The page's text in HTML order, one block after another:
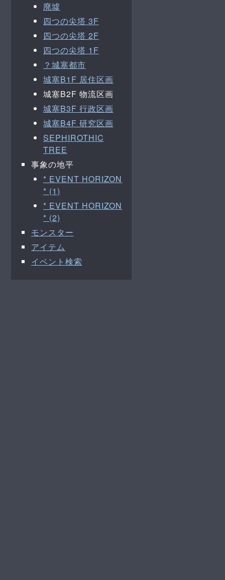
廃墟
四つの尖塔 3F
四つの尖塔 2F
四つの尖塔 1F
？城塞都市
城塞B1F 居住区画
城塞B2F 物流区画
城塞B3F 行政区画
城塞B4F 研究区画
SEPHIROTHIC
TREE
事象の地平
* EVENT HORIZON
* (1)
* EVENT HORIZON
* (2)
モンスター
アイテム
イベント検索